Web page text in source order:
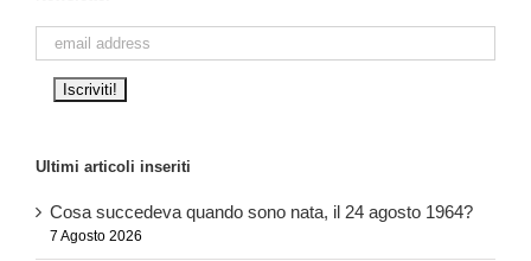
Ultimi articoli inseriti
Cosa succedeva quando sono nata, il 24 agosto 1964?
7 Agosto 2026